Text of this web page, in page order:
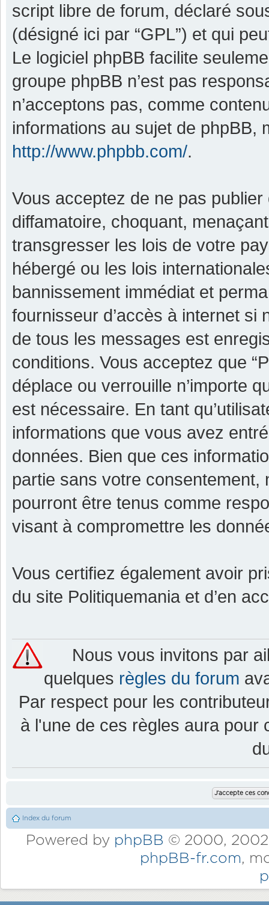
script libre de forum, déclaré
(désigné ici par “GPL”) et qui
Le logiciel phpBB facilite
groupe phpBB n’est pas
n’acceptons pas, comme
informations au sujet de phpBB,
http://www.phpbb.com/.
Vous acceptez de ne pas
diffamatoire, choquant,
transgresser les lois de votre
hébergé ou les lois
bannissement immédiat et
fournisseur d’accès à internet si
de tous les messages est
conditions. Vous acceptez que
déplace ou verrouille n’importe
est nécessaire. En tant
informations que vous avez
données. Bien que ces
partie sans votre consentement,
pourront être tenus comme
visant à compromettre les
Vous certifiez également avoir
du site Politiquemania et d’en
Nous vous invitons par
quelques règles du forum
Par respect pour les
à l'une de ces règles aura pour
Index du forum
Powered by phpBB © 2000,
phpBB-fr.com,